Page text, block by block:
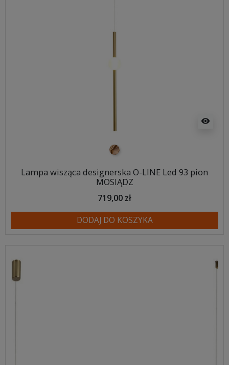
visibility
mosiądz
Lampa wisząca designerska O-LINE Led 93 pion
MOSIĄDZ
719,00 zł
DODAJ DO KOSZYKA